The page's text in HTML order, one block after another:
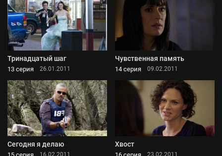
Тринадцатый шаг
13 серия 26.01.2011
Чувственная память
14 серия 09.02.2011
Сегодня я делаю Хвост